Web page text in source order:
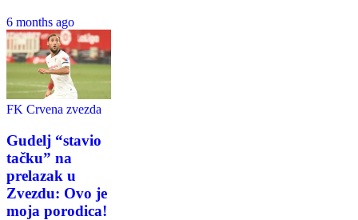
6 months ago
FK Crvena zvezda
Gudelj “stavio
tačku” na
prelazak u
Zvezdu: Ovo je
moja porodica!